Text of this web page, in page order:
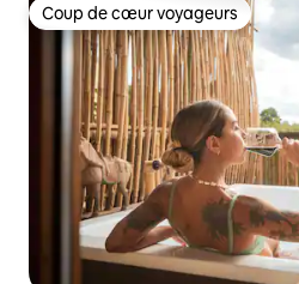
Coup de cœur voyageurs
Coup de cœur voyageurs